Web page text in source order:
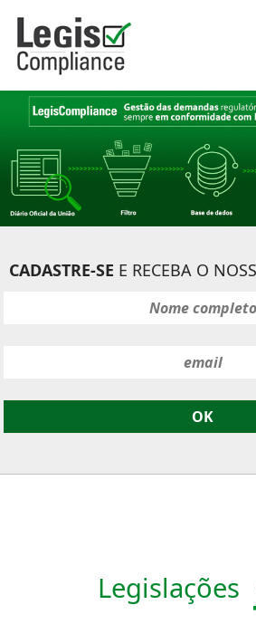
CADASTRE-SE E RECEBA O
Legislações